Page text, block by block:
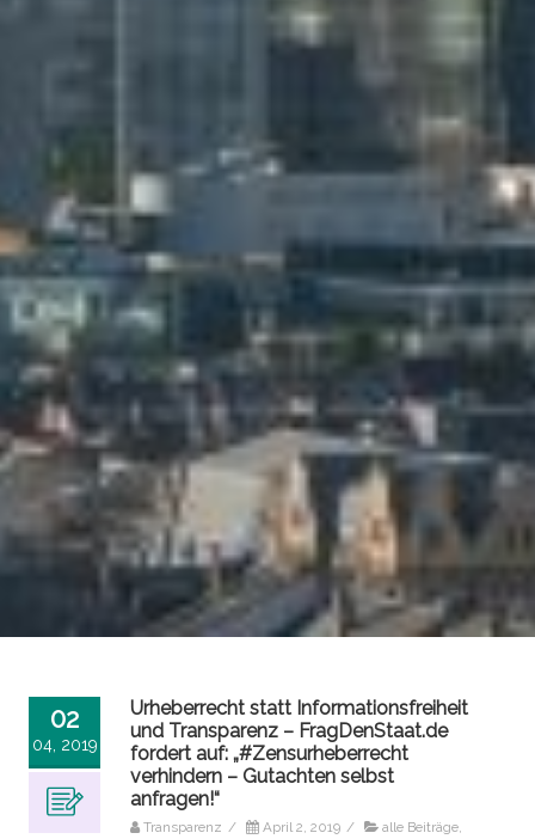
02
04, 2019
Urheberrecht statt Informationsfreiheit
und Transparenz – FragDenStaat.de
fordert auf: „#Zensurheberrecht
verhindern – Gutachten selbst
anfragen!“
Transparenz / April 2, 2019 / alle Beiträge